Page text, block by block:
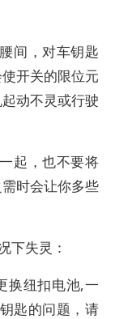
间，对车钥匙
开关的限位元
动不灵或行驶
起，也不要将
时会让你多些
下失灵：
换纽扣电池,一
匙的问题，请